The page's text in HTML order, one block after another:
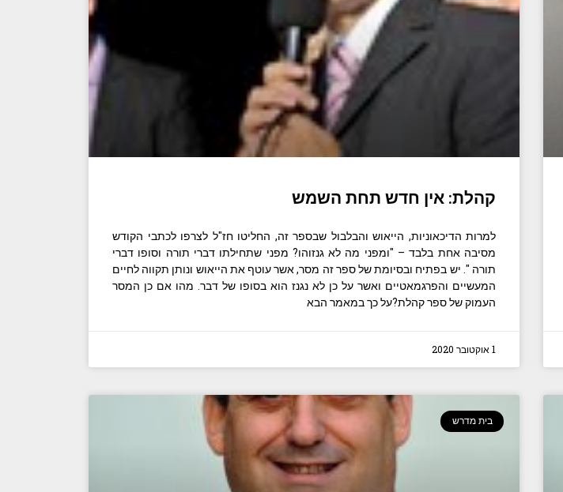
קהלת: אין חדש תחת השמש
למרות הדיכאוניות, הייאוש והבלבול שבספר זה, החליטו חז"ל לצרפו לכתבי הקודש
מסיבה אחת בלבד – "ומפני מה לא גנזוהו? מפני שתחילתו דברי תורה וסופו דברי
תורה ". יש בפתיח ובסיומת של ספר זה מסר, אשר עוטף את הייאוש ונותן תקווה לחיים
המעשיים והפרגמאטיים ואשר על כן לא נגנז הוא בסופו של דבר. מהו אם כן המסר
העמוק של ספר קהלת?על כך במאמר הבא
1 אוקטובר 2020
בית מדרש